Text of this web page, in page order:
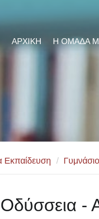
ΑΡΧΙΚΗ Η ΟΜΑΔΑ
Εκπαίδευση / Γυμνάσιο
Οδύσσεια -